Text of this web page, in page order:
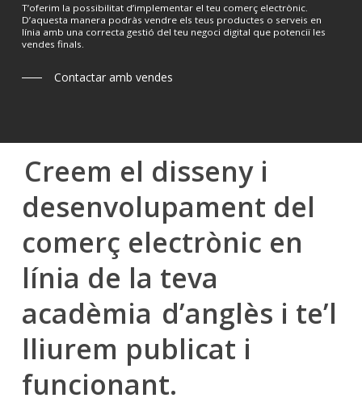
T’oferim la possibilitat d’implementar el teu comerç electrònic.
D’aquesta manera podràs vendre els teus productes o serveis en
línia amb una correcta gestió del teu negoci digital que potenciï les
vendes finals.
Contactar amb vendes
Creem el disseny i
desenvolupament del
comerç electrònic en
línia de la teva
acadèmia d’anglès i te’l
lliurem publicat i
funcionant.